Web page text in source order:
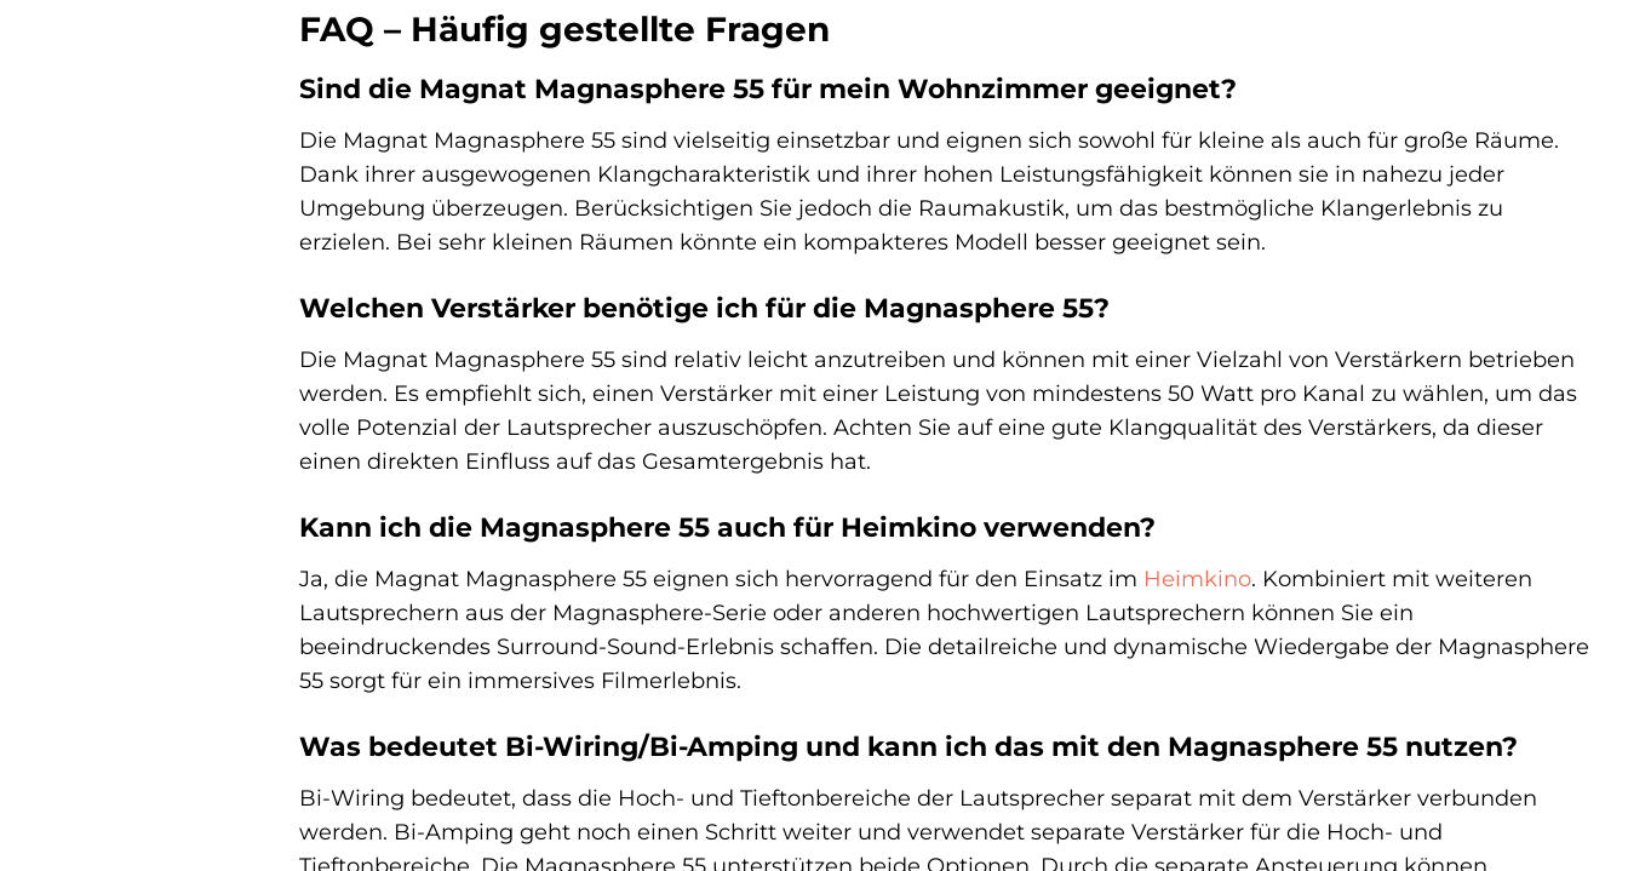
FAQ – Häufig gestellte Fragen
Sind die Magnat Magnasphere 55 für mein Wohnzimmer geeignet?
Die Magnat Magnasphere 55 sind vielseitig einsetzbar und eignen sich sowohl für kleine als auch für große Räume.
Dank ihrer ausgewogenen Klangcharakteristik und ihrer hohen Leistungsfähigkeit können sie in nahezu jeder
Umgebung überzeugen. Berücksichtigen Sie jedoch die Raumakustik, um das bestmögliche Klangerlebnis zu
erzielen. Bei sehr kleinen Räumen könnte ein kompakteres Modell besser geeignet sein.
Welchen Verstärker benötige ich für die Magnasphere 55?
Die Magnat Magnasphere 55 sind relativ leicht anzutreiben und können mit einer Vielzahl von Verstärkern betrieben
werden. Es empfiehlt sich, einen Verstärker mit einer Leistung von mindestens 50 Watt pro Kanal zu wählen, um das
volle Potenzial der Lautsprecher auszuschöpfen. Achten Sie auf eine gute Klangqualität des Verstärkers, da dieser
einen direkten Einfluss auf das Gesamtergebnis hat.
Kann ich die Magnasphere 55 auch für Heimkino verwenden?
Ja, die Magnat Magnasphere 55 eignen sich hervorragend für den Einsatz im Heimkino. Kombiniert mit weiteren
Lautsprechern aus der Magnasphere-Serie oder anderen hochwertigen Lautsprechern können Sie ein
beeindruckendes Surround-Sound-Erlebnis schaffen. Die detailreiche und dynamische Wiedergabe der Magnasphere
55 sorgt für ein immersives Filmerlebnis.
Was bedeutet Bi-Wiring/Bi-Amping und kann ich das mit den Magnasphere 55 nutzen?
Bi-Wiring bedeutet, dass die Hoch- und Tieftonbereiche der Lautsprecher separat mit dem Verstärker verbunden
werden. Bi-Amping geht noch einen Schritt weiter und verwendet separate Verstärker für die Hoch- und
Tieftonbereiche. Die Magnasphere 55 unterstützen beide Optionen. Durch die separate Ansteuerung können